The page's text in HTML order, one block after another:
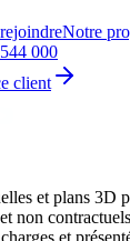
Notre
000
client
et plans 3D
non
et